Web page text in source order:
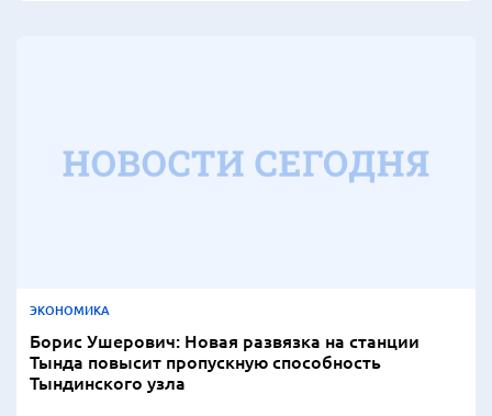
ЭКОНОМИКА
Борис Ушерович: Новая развязка на станции
Тында повысит пропускную способность
Тындинского узла